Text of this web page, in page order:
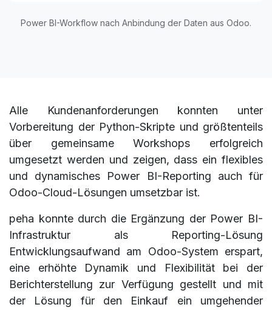
Power BI-Workflow nach Anbindung der Daten aus Odoo.
Alle Kundenanforderungen konnten unter
Vorbereitung der Python-Skripte und größtenteils
über gemeinsame Workshops erfolgreich
umgesetzt werden und zeigen, dass ein flexibles
und dynamisches Power BI-Reporting auch für
Odoo-Cloud-Lösungen umsetzbar ist.
peha konnte durch die Ergänzung der Power BI-
Infrastruktur als Reporting-Lösung
Entwicklungsaufwand am Odoo-System erspart,
eine erhöhte Dynamik und Flexibilität bei der
Berichterstellung zur Verfügung gestellt und mit
der Lösung für den Einkauf ein umgehender